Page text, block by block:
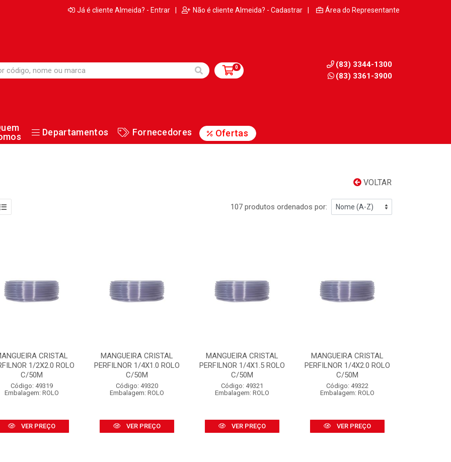
Já é cliente Almeida? - Entrar | Não é cliente Almeida? - Cadastrar | Área do Representante
0
(83) 3344-1300
(83) 3361-3900
Departamentos Fornecedores Ofertas
VOLTAR
107 produtos ordenados por:
CRISTAL
1/2X2.0 ROLO
C/50M
Código: 49319
Embalagem: ROLO
VER PREÇO
MANGUEIRA CRISTAL
PERFILNOR 1/4X1.0 ROLO
C/50M
Código: 49320
Embalagem: ROLO
VER PREÇO
MANGUEIRA CRISTAL
PERFILNOR 1/4X1.5 ROLO
C/50M
Código: 49321
Embalagem: ROLO
VER PREÇO
MANGUEIRA CRISTAL
PERFILNOR 1/4X2.0 ROLO
C/50M
Código: 49322
Embalagem: ROLO
VER PREÇO